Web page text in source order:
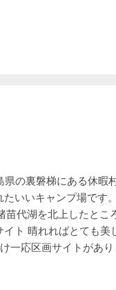
、空焚きできないし
ライパンを忘れてき
。 柄のない
にしました。 雑貨シ
いたので開梱してみ
これまで使っていた
油膜を作り焦げ付きな
らして違っています
県の裏磐梯にある休暇
たいいキャンプ場で
苗代湖を北上したとこ
ト 晴れればとても
一応区画サイトがあ